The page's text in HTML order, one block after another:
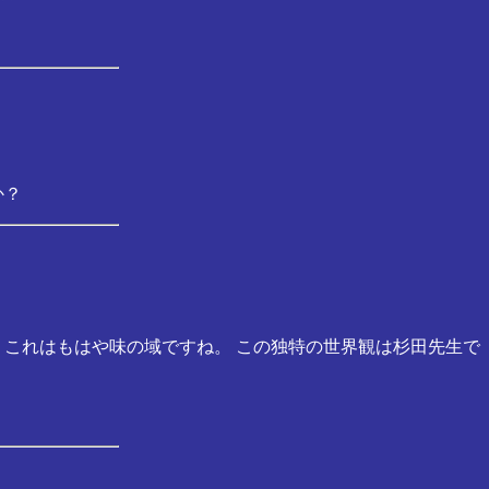
れはもはや味の域ですね。 この独特の世界観は杉田先生で